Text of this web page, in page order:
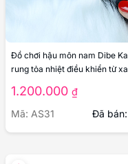
Đồ chơi hậu môn nam Dibe
rung tỏa nhiệt điều khiển từ xa
1.200.000 ₫
Mã: AS31
Đã bán: